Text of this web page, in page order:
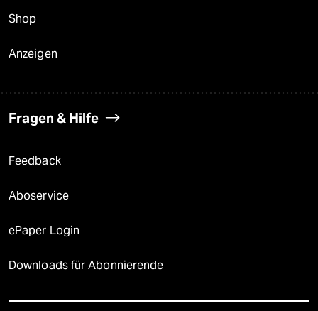
Shop
Anzeigen
Fragen & Hilfe
Feedback
Aboservice
ePaper Login
Downloads für Abonnierende